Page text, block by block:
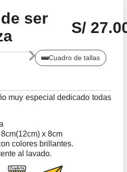
ser
S/
Cuadro de tallas
muy especial dedicado todas
x 8cm
colores brillantes.
al lavado.